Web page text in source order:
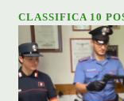
CLASSIFICA 10